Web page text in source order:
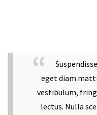
eget diam
vestibulum,
lectus. Nulla